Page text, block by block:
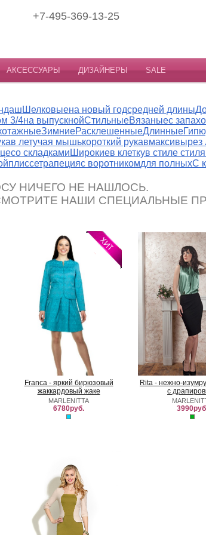
+7-495-369-13-25
АКСЕССУАРЫ ДИЗАЙНЕРЫ SALE
Шелковыена новый годсредней длины
3/4на выпускнойСтильныеВязаныес
ЗимниеРасклешенныеДлинные
летучая мышькороткий рукавмаксивырез
со складками Широкиев клеткув стиле
плиссетрапецияс воротникомдля полныхС
НИЧЕГО НЕ НАШЛОСЬ.
НАШИ СПЕЦИАЛЬНЫЕ
Franca - яркий бирюзовый
жаккардовый жаке
MARLENITTA
6780руб.
Rita - нежно-
с